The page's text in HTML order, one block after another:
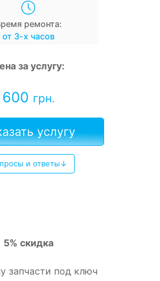
ремонта:
от 3-х часов
за услугу:
600 грн.
услугу
и ответы↓
5% скидка
запчасти под ключ